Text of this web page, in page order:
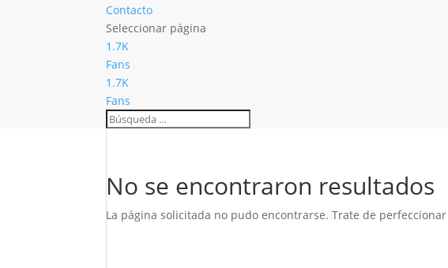
Contacto
Seleccionar página
1.7K
Fans
1.7K
Fans
No se encontraron resultados
La página solicitada no pudo encontrarse. Trate de